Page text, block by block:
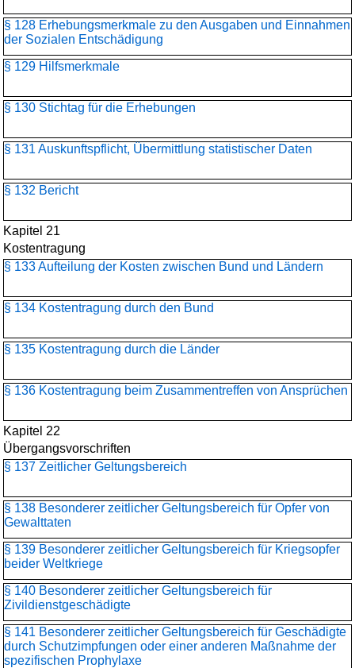
§ 128 Erhebungsmerkmale zu den Ausgaben und Einnahmen
der Sozialen Entschädigung
§ 129 Hilfsmerkmale
§ 130 Stichtag für die Erhebungen
§ 131 Auskunftspflicht, Übermittlung statistischer Daten
§ 132 Bericht
Kapitel 21
Kostentragung
§ 133 Aufteilung der Kosten zwischen Bund und Ländern
§ 134 Kostentragung durch den Bund
§ 135 Kostentragung durch die Länder
§ 136 Kostentragung beim Zusammentreffen von Ansprüchen
Kapitel 22
Übergangsvorschriften
§ 137 Zeitlicher Geltungsbereich
§ 138 Besonderer zeitlicher Geltungsbereich für Opfer von
Gewalttaten
§ 139 Besonderer zeitlicher Geltungsbereich für Kriegsopfer
beider Weltkriege
§ 140 Besonderer zeitlicher Geltungsbereich für
Zivildienstgeschädigte
§ 141 Besonderer zeitlicher Geltungsbereich für Geschädigte
durch Schutzimpfungen oder einer anderen Maßnahme der
spezifischen Prophylaxe